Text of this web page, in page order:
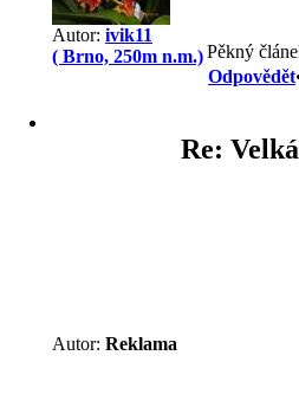
Autor: ivik11
( Brno, 250m n.m.)Pěkný
Odpovědět
Autor: Reklama
Re: